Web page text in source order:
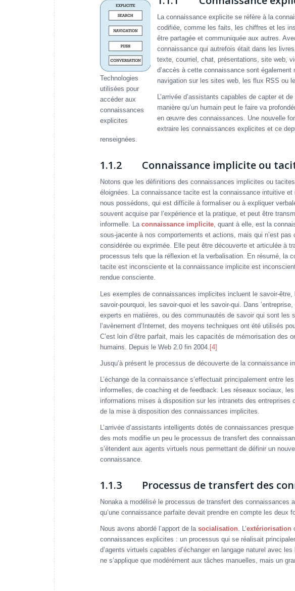
Technologies
utilisées pour
accéder aux
connaissances
explicites
La connaissance explicite se réfère à la
codifiée, comme les faits, les chiffres et les
être partagée et communiquée aux autres.
connaissance qui autrefois était dans les
texte, courriel, chat, présentations, site web,
d’accès à cette connaissance sont
navigation sur les sites web, les flux RSS ou
L’arrivée d’assistants capables de capter et
manière qu’un humain peut le faire va
en œuvre des connaissances. Une nouvelle
extraire les connaissances explicites et ce
renseignées.
1.1.2 Connaissance implicite ou
Notons que les définitions des connaissances implicites ou
éloignées. La connaissance tacite est la connaissance intuitive et
nous possédons, qui est difficile à formaliser ou à expliquer
souvent acquise par l’expérience et la pratique, et peut être
informelle. La connaissance implicite, quant à elle, est la
sous-jacente à nos comportements et actions, mais qui n’est pas
considérée ou exprimée. Elle peut être découverte et articulée à
processus tels que la réflexion et la verbalisation. En résumé, la
tacite est inconsciente et la connaissance implicite est
rendue consciente.
Les exemples de connaissances implicites incluent le savoir-être,
savoir-pourquoi, les savoir-quoi et les savoir-qui. Dans
experts en matières, ou des communautés de savoir qui sont les
l’avènement d’Internet, des moyens techniques ont été utilisés
C’est loin d’être parfait, mais les capacités de mémorisation des
humains. Depuis le Web 2.0 fin 2004. [4]
Jusqu’à présent le processus de découverte de la connaissance
L’échange de la connaissance s’effectuait principalement entre
informelles, de coaching et de feedback. Les réseaux sociaux,
informations mises à disposition sur les intranets des entreprises
de la mise à disposition des connaissances implicites.
L’arrivée d’assistants intelligents dotés de connaissances
des mots modifie un peu le processus de transfert des
s’étendent aux agents virtuels nous permettant de définir un
connaissance.
1.1.3 Processus de transfert des
Nonaka a modélisé le processus de transfert des connaissances
qu’une connaissance parfaite devait prendre en compte les deux
Nous avons abordé l’apport de la socialisation . L’extériorisation
connaissances explicites : un processus qui se réalisait
d’agents virtuels capables d’échanger en langage naturel avec
ne s’applique que modérément aux tâches manuelles, mais un